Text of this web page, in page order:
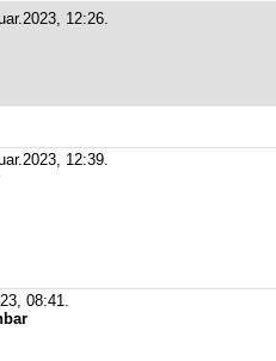
12:26.
12:39.
08:41.